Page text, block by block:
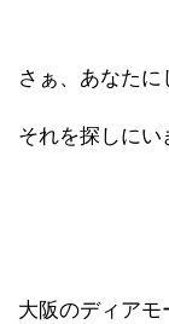
さぁ、あなた
それを探しにい
大阪のディアモ